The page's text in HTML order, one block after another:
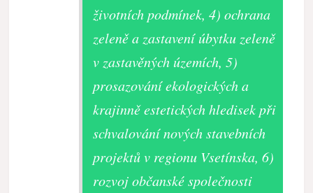
životních podmínek, 4) ochrana
zeleně a zastavení úbytku zeleně
v zastavěných územích, 5)
prosazování ekologických a
krajinně estetických hledisek při
schvalování nových stavebních
projektů v regionu Vsetínska, 6)
rozvoj občanské společnosti